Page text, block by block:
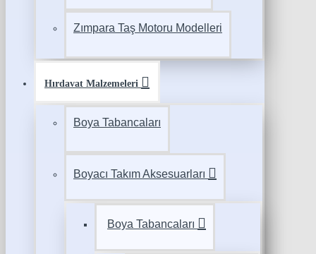
Zımpara Taş Motoru Modelleri
Hırdavat Malzemeleri
Boya Tabancaları
Boyacı Takım Aksesuarları
Boya Tabancaları